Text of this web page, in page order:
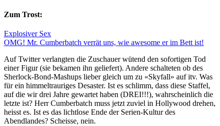
Zum Trost:
Explosiver Sex
OMG! Mr. Cumberbatch verrät uns, wie awesome er im Bett ist!
Auf Twitter verlangten die Zuschauer wütend den sofortigen Tod
einer Figur (sie bekamen ihn geliefert). Andere schalteten ob des
Sherlock-Bond-Mashups lieber gleich um zu «Skyfall» auf itv. Was
für ein himmeltrauriges Desaster. Ist es schlimm, dass diese Staffel,
auf die wir drei Jahre gewartet haben (DREI!!!), wahrscheinlich die
letzte ist? Herr Cumberbatch muss jetzt zuviel in Hollywood drehen,
heisst es. Ist es das lichtlose Ende der Serien-Kultur des
Abendlandes? Scheisse, nein.